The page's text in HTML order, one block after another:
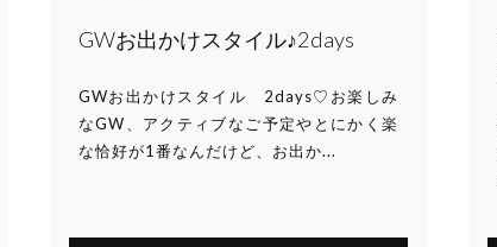
GWお出かけスタイル♪2days
GWお出かけスタイル 2days♡お楽しみ
なGW、アクティブなご予定やとにかく楽
な恰好が1番なんだけど、お出か...